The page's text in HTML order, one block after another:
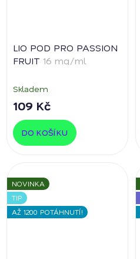
LIO POD PRO PASSION
FRUIT 16 mg/ml
Skladem
109 Kč
DO KOŠÍKU
NOVINKA
TIP
AŽ 1200 POTÁHNUTÍ!